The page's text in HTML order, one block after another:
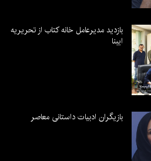
بازدید مدیرعامل خانه کتاب از تحریریه
ایبنا
بازیگران ادبیات داستانی معاصر